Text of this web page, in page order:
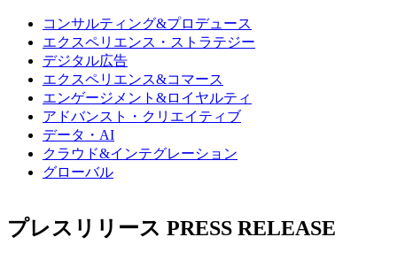
コンサルティング&プロデュース
エクスペリエンス・ストラテジー
デジタル広告
エクスペリエンス&コマース
エンゲージメント&ロイヤルティ
アドバンスト・クリエイティブ
データ・AI
クラウド&インテグレーション
グローバル
プレスリリース PRESS RELEASE